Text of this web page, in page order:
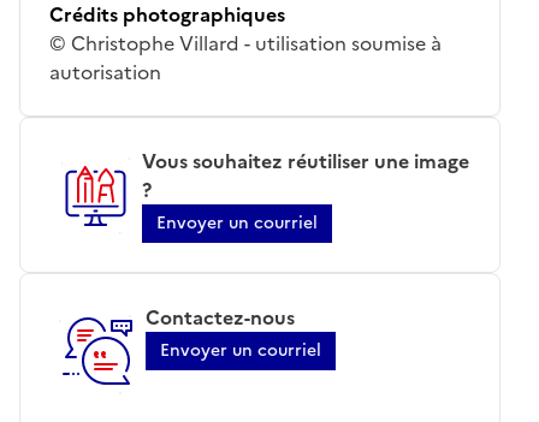
Crédits photographiques
© Christophe Villard - utilisation soumise à
autorisation
Vous souhaitez réutiliser une image
?
Envoyer un courriel
Contactez-nous
Envoyer un courriel